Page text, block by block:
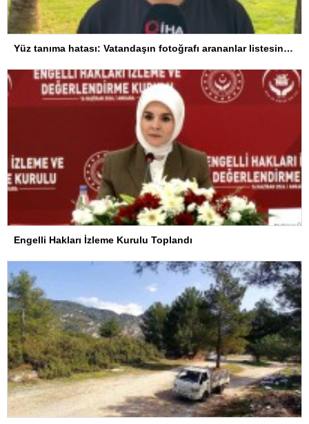
Yüz tanıma hatası: Vatandaşın fotoğrafı arananlar listesine eklendi
Engelli Hakları İzleme Kurulu Toplandı